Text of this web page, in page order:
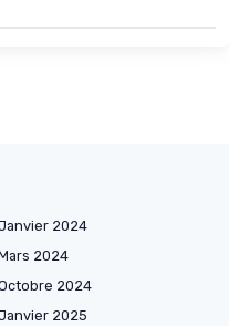
2024
2024
2024
2025